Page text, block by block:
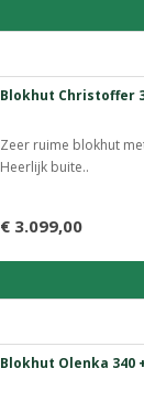
Blokhut Christoffer
Zeer ruime blokhut
Heerlijk buite..
€ 3.099,00
Blokhut Olenka 340